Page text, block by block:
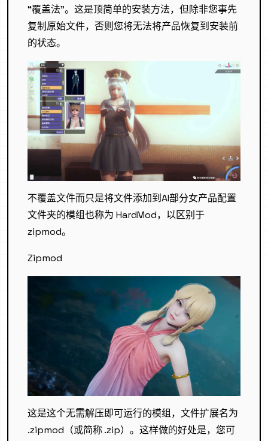
“覆盖法”。这是顶简单的安装方法，但除非您事先
复制原始文件，否则您将无法将产品恢复到安装前
的状态。
不覆盖文件而只是将文件添加到AI部分女产品配置
文件夹的模组也称为 HardMod，以区别于
zipmod。
Zipmod
这是这个无需解压即可运行的模组，文件扩展名为
.zipmod（或简称 .zip）。这样做的好处是，您可